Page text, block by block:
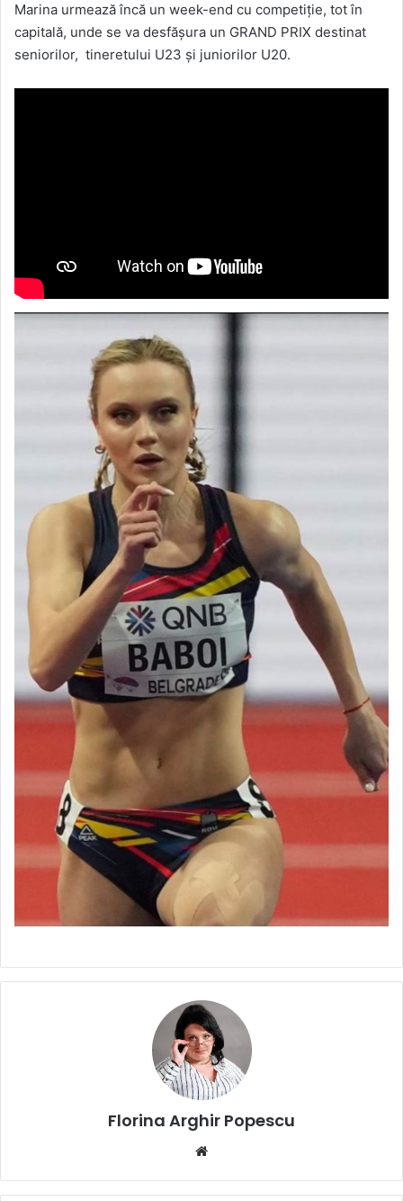
Marina urmează încă un week-end cu competiție, tot în
capitală, unde se va desfășura un GRAND PRIX destinat
seniorilor, tineretului U23 și juniorilor U20.
Florina Arghir Popescu